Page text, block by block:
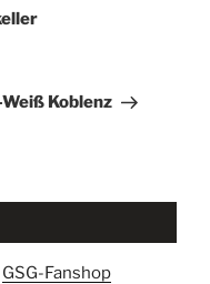
Koblenz
GSG-Fanshop